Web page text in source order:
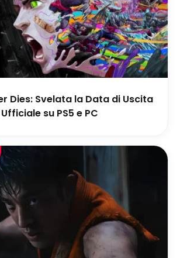
Dies: Svelata la Data di Uscita
Ufficiale su PS5 e PC